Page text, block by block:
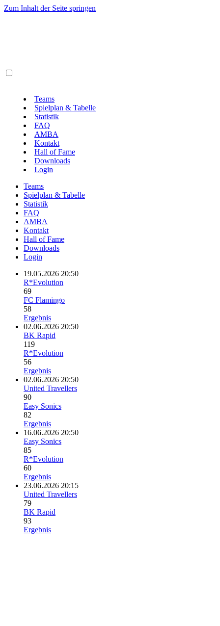
Zum Inhalt der Seite springen
Teams
Spielplan & Tabelle
Statistik
FAQ
AMBA
Kontakt
Hall of Fame
Downloads
Login
Teams
Spielplan & Tabelle
Statistik
FAQ
AMBA
Kontakt
Hall of Fame
Downloads
Login
19.05.2026 20:50
R*Evolution
69
FC Flamingo
58
Ergebnis
02.06.2026 20:50
BK Rapid
119
R*Evolution
56
Ergebnis
02.06.2026 20:50
United Travellers
90
Easy Sonics
82
Ergebnis
16.06.2026 20:50
Easy Sonics
85
R*Evolution
60
Ergebnis
23.06.2026 20:15
United Travellers
79
BK Rapid
93
Ergebnis